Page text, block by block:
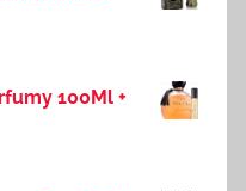
100Ml +